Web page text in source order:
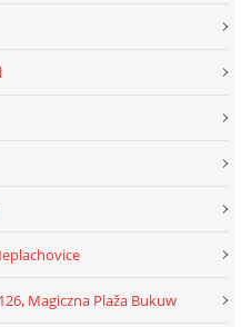
Magiczna Plaža Bukuw